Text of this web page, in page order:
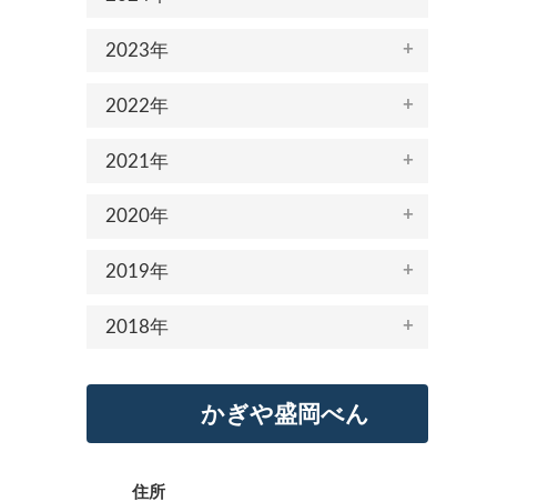
2023年
2022年
2021年
2020年
2019年
2018年
かぎや盛岡べん
住所